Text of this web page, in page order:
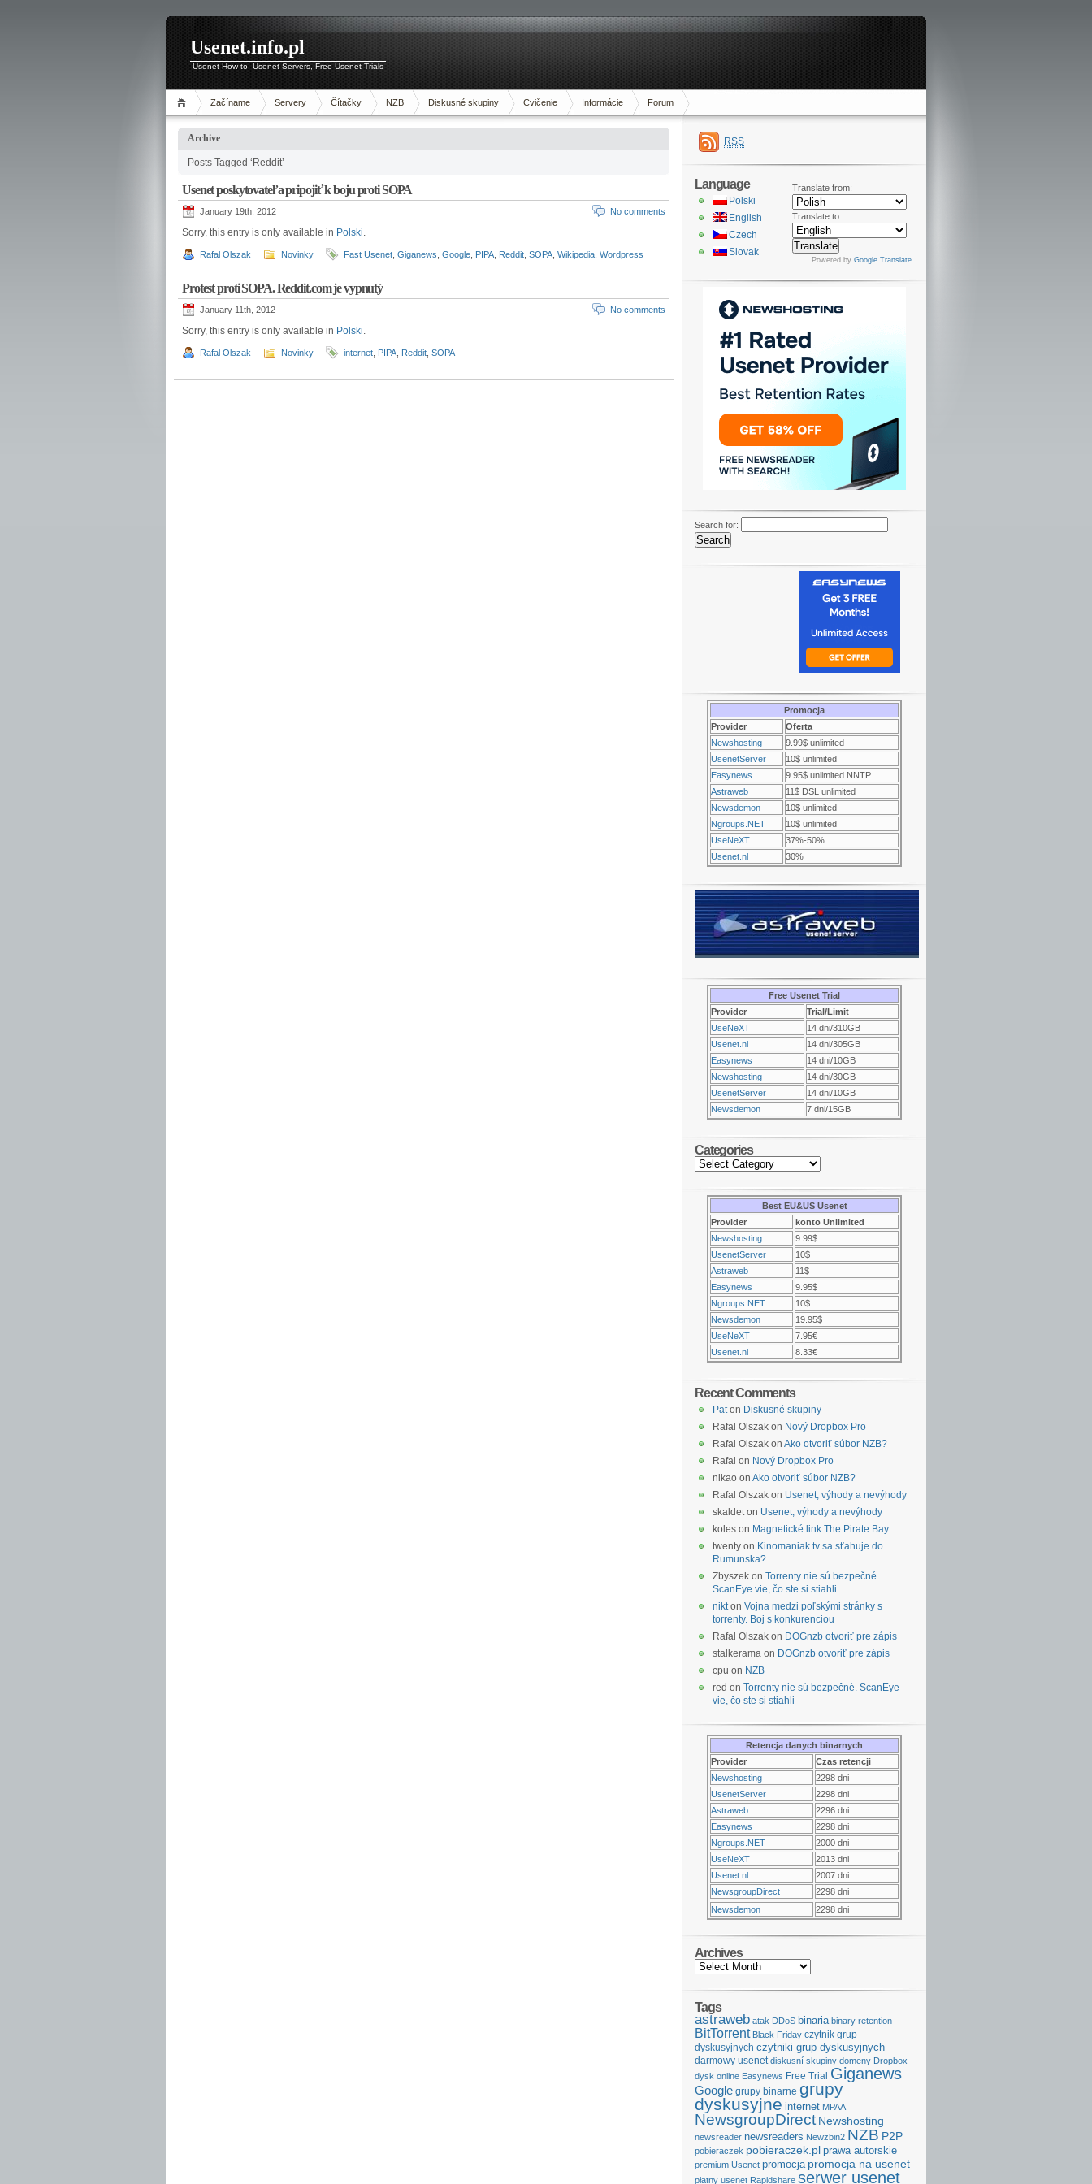
Usenet.info.pl
Usenet How to, Usenet Servers, Free Usenet Trials
Začíname Servery Čítačky NZB Diskusné skupiny Cvičenie Informácie Forum
Archive
Posts Tagged ‘Reddit’
Usenet poskytovateľa pripojiť k boju proti SOPA
January 19th, 2012 No comments
Sorry, this entry is only available in Polski.
Rafal Olszak Novinky Fast Usenet Giganews Google PIPA Reddit SOPA Wikipedia Wordpress
Protest proti SOPA. Reddit.com je vypnutý
January 11th, 2012 No comments
Sorry, this entry is only available in Polski.
Rafal Olszak Novinky internet PIPA Reddit SOPA
RSS
Translate from:
Translate to:
Powered by Google Translate.
Language
Polski
English
Czech
Slovak
Search for:
Promocja
Provider
Oferta
Newshosting
9.99$ unlimited
UsenetServer
10$ unlimited
Easynews
9.95$ unlimited NNTP
Astraweb
11$ DSL unlimited
Newsdemon
10$ unlimited
Ngroups.NET
10$ unlimited
UseNeXT
37%-50%
Usenet.nl
30%
Free Usenet Trial
Provider
Trial/Limit
UseNeXT
14 dni/310GB
Usenet.nl
14 dni/305GB
Easynews
14 dni/10GB
Newshosting
14 dni/30GB
UsenetServer
14 dni/10GB
Newsdemon
7 dni/15GB
Categories
Best EU&US Usenet
Provider
konto Unlimited
Newshosting
9.99$
UsenetServer
10$
Astraweb
11$
Easynews
9.95$
Ngroups.NET
10$
Newsdemon
19.95$
UseNeXT
7.95€
Usenet.nl
8.33€
Recent Comments
Paton Diskusné skupiny
Rafal Olszak on Nový Dropbox Pro
Rafal Olszak on Ako otvoriť súbor NZB?
Rafal on Nový Dropbox Pro
nikao on Ako otvoriť súbor NZB?
Rafal Olszak on Usenet, výhody a nevýhody
skaldet on Usenet, výhody a nevýhody
koles on Magnetické link The Pirate Bay
twenty on Kinomaniak.tv sa sťahuje do
Rumunska?
Zbyszek on Torrenty nie sú bezpečné.
ScanEye vie, čo ste si stiahli
nikton Vojna medzi poľskými stránky s
torrenty. Boj s konkurenciou
Rafal Olszak on DOGnzb otvoriť pre zápis
stalkerama on DOGnzb otvoriť pre zápis
cpu on NZB
red on Torrenty nie sú bezpečné. ScanEye
vie, čo ste si stiahli
Retencja danych binarnych
Provider
Czas retencji
Newshosting
2298 dni
UsenetServer
2298 dni
Astraweb
2296 dni
Easynews
2298 dni
Ngroups.NET
2000 dni
UseNeXT
2013 dni
Usenet.nl
2007 dni
NewsgroupDirect
2298 dni
Newsdemon
2298 dni
Archives
Tags
astraweb atak DDoS binaria binary retention
BitTorrent Black Friday czytnik grup
dyskusyjnych czytniki grup dyskusyjnych
darmowy usenet diskusní skupiny domeny Dropbox
dysk online Easynews Free Trial Giganews
Google grupy binarne grupy
dyskusyjne internet MPAA
NewsgroupDirect Newshosting
newsreader newsreaders Newzbin2 NZB P2P
pobieraczek pobieraczek.pl prawa autorskie
premium Usenet promocja promocja na usenet
płatny usenet Rapidshare serwer usenet